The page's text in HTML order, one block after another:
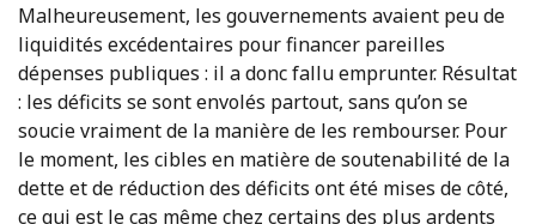
Malheureusement, les gouvernements avaient peu de
liquidités excédentaires pour financer pareilles
dépenses publiques : il a donc fallu emprunter. Résultat
: les déficits se sont envolés partout, sans qu’on se
soucie vraiment de la manière de les rembourser. Pour
le moment, les cibles en matière de soutenabilité de la
dette et de réduction des déficits ont été mises de côté,
ce qui est le cas même chez certains des plus ardents